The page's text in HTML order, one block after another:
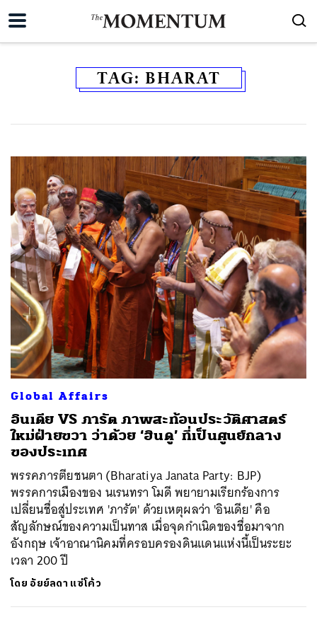
TAG: BHARAT
Global Affairs
อินเดีย VS ภารัต ภาพสะท้อนประวัติศาสตร์
ใหม่ฝ่ายขวา ว่าด้วย ‘ฮินดู’ ที่เป็นศูนย์กลาง
ของประเทศ
พรรคภารตียชนตา (Bharatiya Janata Party: BJP)
พรรคการเมืองของ นเรนทรา โมดี พยายามเรียกร้องการ
เปลี่ยนชื่อสู่ประเทศ 'ภารัต' ด้วยเหตุผลว่า 'อินเดีย' คือ
สัญลักษณ์ของความเป็นทาส เมื่อจุดกำเนิดของชื่อมาจาก
อังกฤษ เจ้าอาณานิคมที่ครอบครองดินแดนแห่งนี้เป็นระยะ
เวลา 200 ปี
โดย อัยย์ลดา แซ่โค้ว
ค้นหา
SHARE